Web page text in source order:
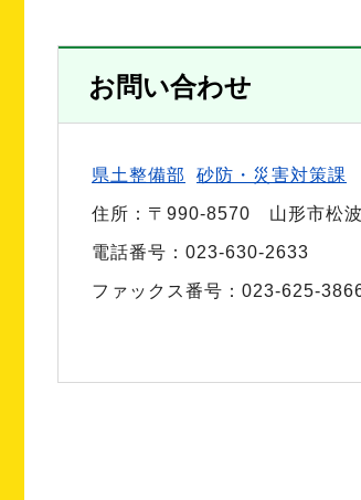
お問い合わせ
県土整備部 砂防・災害対策課
住所：〒990-8570 山形市松
電話番号：023-630-2633
ファックス番号：023-625-